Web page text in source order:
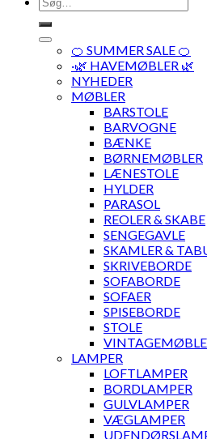
efter:
🍊 SUMMER SALE 🍊
·🌿 HAVEMØBLER 🌿
NYHEDER
MØBLER
BARSTOLE
BARVOGNE
BÆNKE
BØRNEMØBLER
LÆNESTOLE
HYLDER
PARASOL
REOLER & SKABE
SENGEGAVLE
SKAMLER &
SKRIVEBORDE
SOFABORDE
SOFAER
SPISEBORDE
STOLE
LAMPER
LOFTLAMPER
BORDLAMPER
GULVLAMPER
VÆGLAMPER